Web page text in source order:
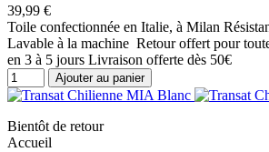
39,99 €
Toile confectionnée en Italie, à Milan
Lavable à la machine Retour offert pour
en 3 à 5 jours Livraison offerte dès 50€
Ajouter au panier
Bientôt de retour
Accueil